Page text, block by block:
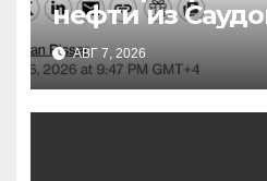
нефти из
Аравии:
последствия
АВГ 7, 2026